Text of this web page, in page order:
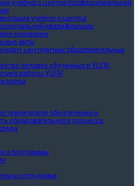
учебного центра профессиональной
учебного центра
квалификации
основание
акты
цен платных образовательных
человек обученных в УЦПК
работы УЦПК
курсы
техническое обеспечение и
образовательного процесса.
и программы
и сотрудники